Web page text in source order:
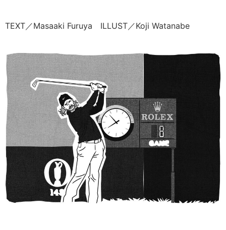
TEXT／Masaaki Furuya ILLUST／Koji Watanabe